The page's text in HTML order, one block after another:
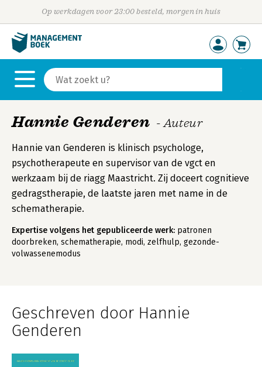
Op werkdagen voor 23:00 besteld, morgen in huis
Hannie Genderen - Auteur
Hannie van Genderen is klinisch psychologe,
psychotherapeute en supervisor van de vgct en
werkzaam bij de riagg Maastricht. Zij doceert cognitieve
gedragstherapie, de laatste jaren met name in de
schematherapie.
Expertise volgens het gepubliceerde werk: patronen
doorbreken, schematherapie, modi, zelfhulp, gezonde-
volwassenemodus
Geschreven door Hannie
Genderen